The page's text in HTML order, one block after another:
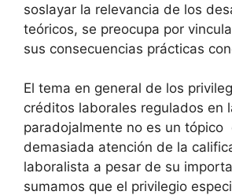
soslayar la relevancia de los
teóricos, se preocupa por
sus consecuencias prácticas
El tema en general de los
créditos laborales regulados en
paradojalmente no es un tópico
demasiada atención de la
laboralista a pesar de su
sumamos que el privilegio